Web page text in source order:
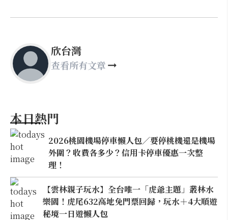
欣台灣
查看所有文章
本日熱門
2026桃園機場停車懶人包／要停桃機還是機場
外圍？收費各多少？信用卡停車優惠一次整
理！
【雲林親子玩水】全台唯一「虎爺主題」叢林水
樂園！虎尾632高地免門票回歸，玩水＋4大順遊
秘境一日遊懶人包